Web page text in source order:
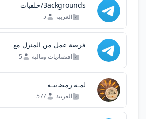
Backgrounds/خلفيات
العربية 5
فرصة عمل من المنزل مع
شركة عالمية
اقتصاديات ومالية 5
لمـه رمضانيـه
العربية 577